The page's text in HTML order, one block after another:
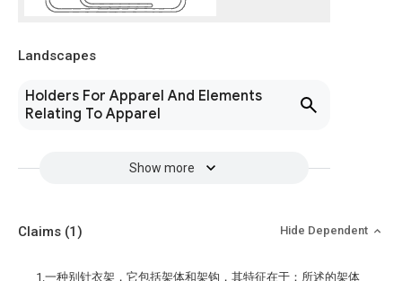
Landscapes
Holders For Apparel And Elements
Relating To Apparel
Show more
Claims (1) Hide Dependent
1.一种别针衣架，它包括架体和架钩，其特征在于：所述的架体